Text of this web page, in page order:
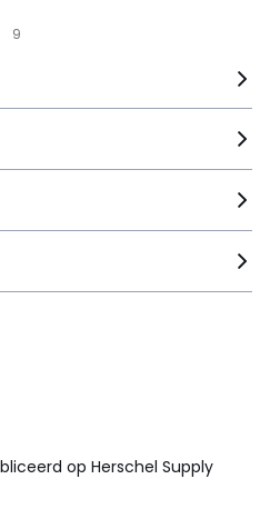
9
op Herschel Supply